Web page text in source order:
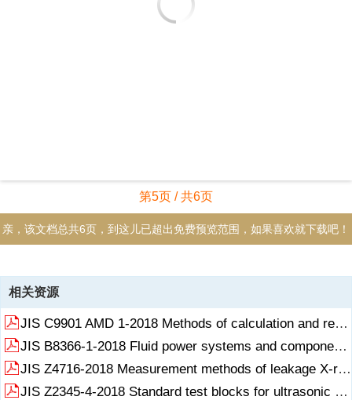
第5页 / 共6页
亲，该文档总共6页，到这儿已超出免费预览范围，如果喜欢就下载吧！
资源描述
日本工业标准_JIS Z 6015：1997 Electronic imaging - Vocabulary_
相关资源
JIS C9901 AMD 1-2018 Methods of calculation and representation of energy efficiency standard achievement percentage of electrical and electronic appliances (Ame.pdf
JIS B8366-1-2018 Fluid power systems and components -- Cylinders 《流体动力系统和元件 液压缸 元件和识别代码 第1部分 缸径和活塞杆.pdf
JIS Z4716-2018 Measurement methods of leakage X-ray from X-ray examination rooms《X射线检查室泄漏X射线的测量方法》.pdf
JIS Z2345-4-2018 Standard test blocks for ultrasonic testing -- Part 4 Standard test blocks for angle beam ultrasonic testing《超声检测用标准试块 第4部分 斜射超声检测用标准试块》.pdf